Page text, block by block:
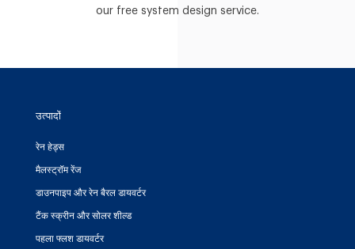
our free system design service.
उत्पादों
रेन हेड्स
मैलस्ट्रॉम रेंज
डाउनपाइप और रेन बैरल डायवर्टर
टैंक स्क्रीन और सोलर शील्ड
पहला फ्लश डायवर्टर